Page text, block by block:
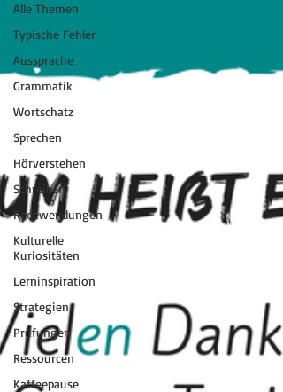
Alle Themen
Typische Fehler
Aussprache
Grammatik
Wortschatz
Sprechen
Hörverstehen
Schreiben
Redewendungen
Kulturelle
Kuriositäten
Lerninspiration
Strategien
Prüfungen
Ressourcen
Kaffeepause